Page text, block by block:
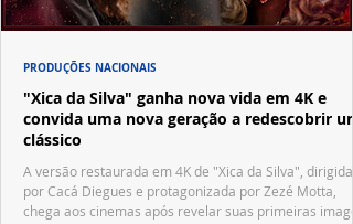
"Xica da Silva" ganha nova vida em 4K e
convida uma nova geração a redescobrir um
clássico
A versão restaurada em 4K de "Xica da Silva", dirigida
por Cacá Diegues e protagonizada por Zezé Motta,
chega aos cinemas após revelar suas primeiras
PRODUÇÕES NACIONAIS